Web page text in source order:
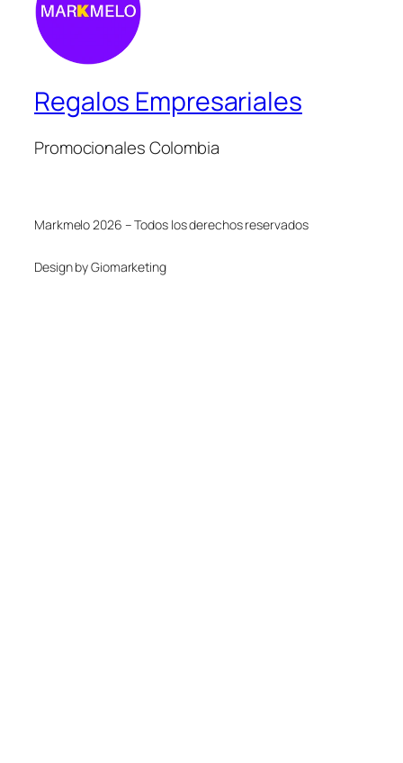
Regalos Empresariales
Promocionales Colombia
Markmelo 2026 – Todos los derechos reservados
Design by Giomarketing